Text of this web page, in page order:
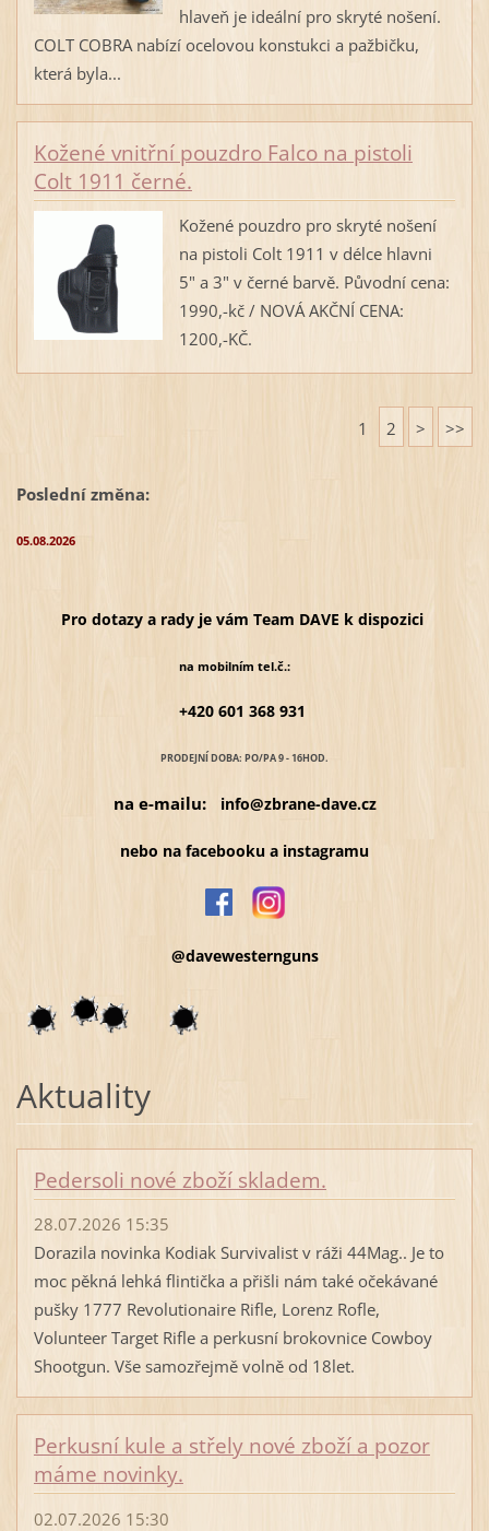
hlaveň je ideální pro skryté nošení.
COLT COBRA nabízí ocelovou konstukci a pažbičku,
která byla...
Kožené vnitřní pouzdro Falco na pistoli
Colt 1911 černé.
Kožené pouzdro pro skryté nošení
na pistoli Colt 1911 v délce hlavni
5" a 3" v černé barvě. Původní cena:
1990,-kč / NOVÁ AKČNÍ CENA:
1200,-KČ.
1 2 > >>
Poslední změna:
05.08.2026
Pro dotazy a rady je vám Team DAVE k dispozici
na mobilním tel.č.:
+420 601 368 931
PRODEJNÍ DOBA: PO/PA 9 - 16HOD.
na e-mailu: info@zbrane-dave.cz
nebo na facebooku a instagramu
@davewesternguns
Aktuality
Pedersoli nové zboží skladem.
28.07.2026 15:35
Dorazila novinka Kodiak Survivalist v ráži 44Mag.. Je to
moc pěkná lehká flintička a přišli nám také očekávané
pušky 1777 Revolutionaire Rifle, Lorenz Rofle,
Volunteer Target Rifle a perkusní brokovnice Cowboy
Shootgun. Vše samozřejmě volně od 18let.
Perkusní kule a střely nové zboží a pozor
máme novinky.
02.07.2026 15:30